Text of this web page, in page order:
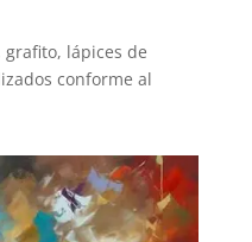
lápices de
conforme al